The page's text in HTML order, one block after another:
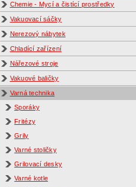
Chemie - Mycí a čistící prostředky
Vakuovací sáčky
Nerezový nábytek
Chladící zařízení
Nářezové stroje
Vakuové baličky
Varná technika
Sporáky
Fritézy
Grily
Varné stoličky
Grilovací desky
Varné kotle